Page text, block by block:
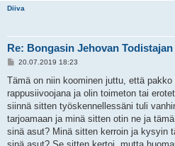
Diiva
Re: Bongasin Jehovan Todistajan
V
e
t
i
20.07.2019 18:23
Tämä on niin koominen juttu, että
rappusiivoojana ja olin toimeton tai
siinnä sitten työskennellessäni tuli
tarjoamaan ja minä sitten otin ne ja
sinä asut? Minä sitten kerroin ja kysyin